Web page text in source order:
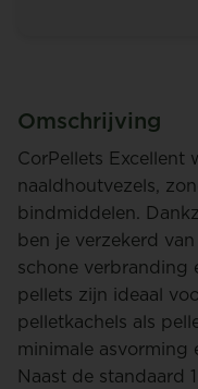
Omschrijving
CorPellets Excellent
naaldhoutvezels,
bindmiddelen.
ben je verzekerd
schone verbranding
pellets zijn ideaal
pelletkachels als
minimale asvorming
Naast de standaard